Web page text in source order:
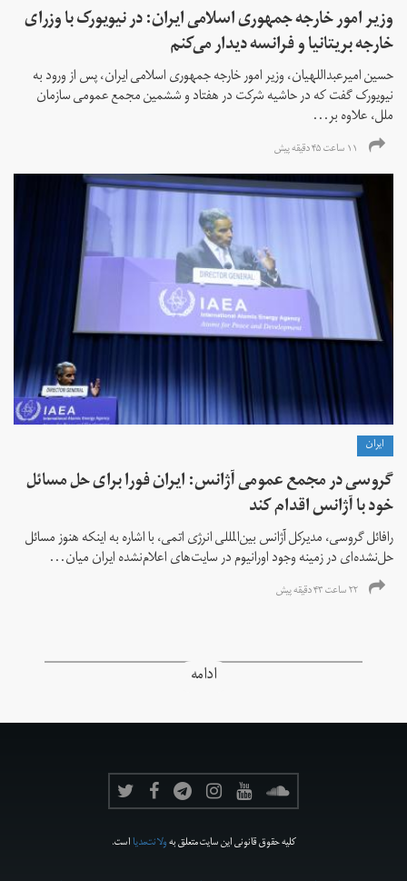
وزیر امور خارجه جمهوری اسلامی ایران: در نیویورک با وزرای
خارجه بریتانیا و فرانسه دیدار می‌کنم
حسین امیرعبداللهیان، وزیر امور خارجه جمهوری اسلامی ایران، پس از ورود به
نیویورک گفت که در حاشیه شرکت در هفتاد و ششمین مجمع عمومی سازمان
ملل، علاوه بر...
۱۱ ساعت ۴۵ دقیقه پیش
ايران
گروسی در مجمع عمومی آژانس: ایران فورا برای حل مسائل
خود با آژانس اقدام کند
رافائل گروسی، مدیرکل آژانس بین‌المللی انرژی اتمی، با اشاره به اینکه هنوز مسائل
حل‌نشده‌ای در زمینه وجود اورانیوم در سایت‌های اعلام‌نشده ایران میان...
۲۲ ساعت ۴۳ دقیقه پیش
ادامه
کلیه حقوق قانونی این سایت متعلق بهولانت‌مدیااست.